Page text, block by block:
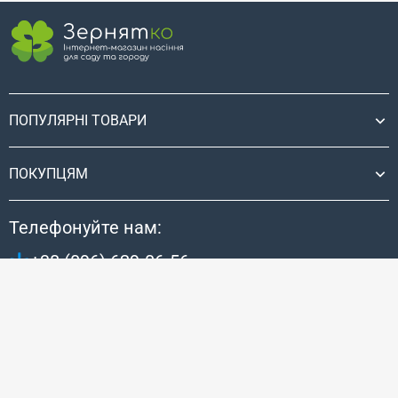
ділянці.
північних та центральних
регіонах, не дозволяють
ґрунт на початку сезону.
ПОПУЛЯРНІ ТОВАРИ
ПОКУПЦЯМ
Телефонуйте нам:
+38 (096) 629-06-56